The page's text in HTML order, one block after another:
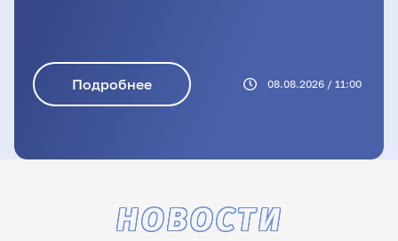
Подробнее 08.08.2026 / 11:00
НОВОСТИ